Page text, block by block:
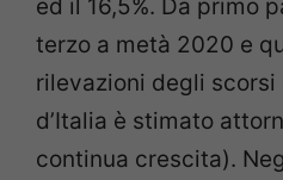
ed il 16,5%. Da primo
terzo a metà 2020 e
rilevazioni degli scorsi
d’Italia è stimato
continua crescita).